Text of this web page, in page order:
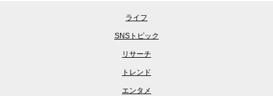
ライフ
SNSトピック
リサーチ
トレンド
エンタメ